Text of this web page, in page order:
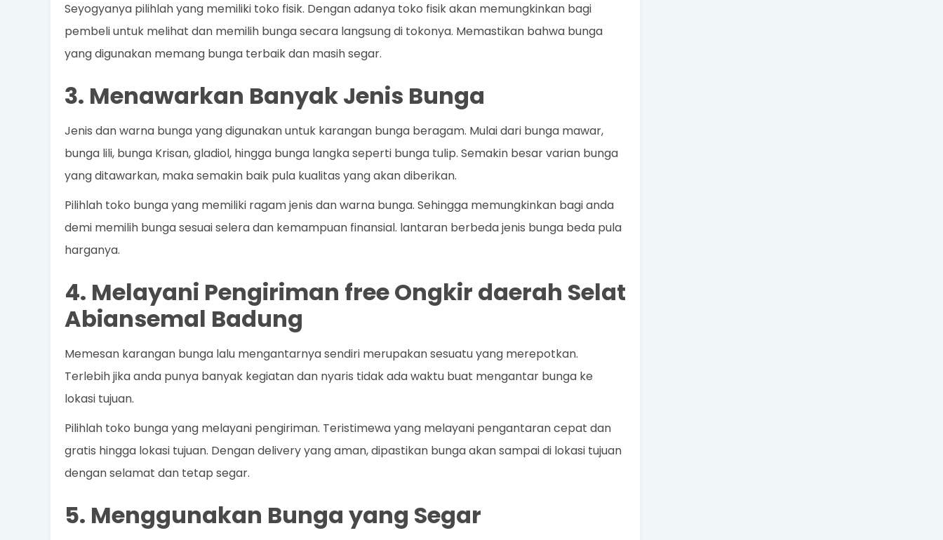
Seyogyanya pilihlah yang memiliki toko fisik. Dengan adanya toko fisik akan memungkinkan bagi
pembeli untuk melihat dan memilih bunga secara langsung di tokonya. Memastikan bahwa bunga
yang digunakan memang bunga terbaik dan masih segar.
3. Menawarkan Banyak Jenis Bunga
Jenis dan warna bunga yang digunakan untuk karangan bunga beragam. Mulai dari bunga mawar,
bunga lili, bunga Krisan, gladiol, hingga bunga langka seperti bunga tulip. Semakin besar varian bunga
yang ditawarkan, maka semakin baik pula kualitas yang akan diberikan.
Pilihlah toko bunga yang memiliki ragam jenis dan warna bunga. Sehingga memungkinkan bagi anda
demi memilih bunga sesuai selera dan kemampuan finansial. lantaran berbeda jenis bunga beda pula
harganya.
4. Melayani Pengiriman free Ongkir daerah Selat
Abiansemal Badung
Memesan karangan bunga lalu mengantarnya sendiri merupakan sesuatu yang merepotkan.
Terlebih jika anda punya banyak kegiatan dan nyaris tidak ada waktu buat mengantar bunga ke
lokasi tujuan.
Pilihlah toko bunga yang melayani pengiriman. Teristimewa yang melayani pengantaran cepat dan
gratis hingga lokasi tujuan. Dengan delivery yang aman, dipastikan bunga akan sampai di lokasi tujuan
dengan selamat dan tetap segar.
5. Menggunakan Bunga yang Segar